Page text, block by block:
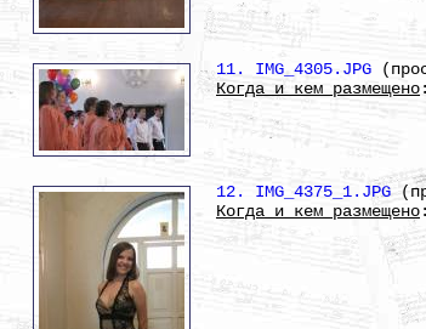
11. IMG_4305.JPG
Когда и кем размещено
12. IMG_4375_1.JPG
Когда и кем размещено